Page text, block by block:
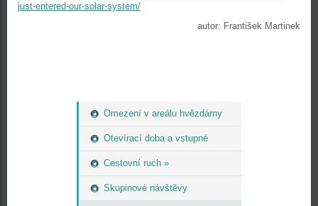
Omezení v areálu hvězdárny
Otevírací doba a vstupné
Cestovní ruch »
Skupinové návštěvy
just-entered-our-solar-system/
autor: František Martinek